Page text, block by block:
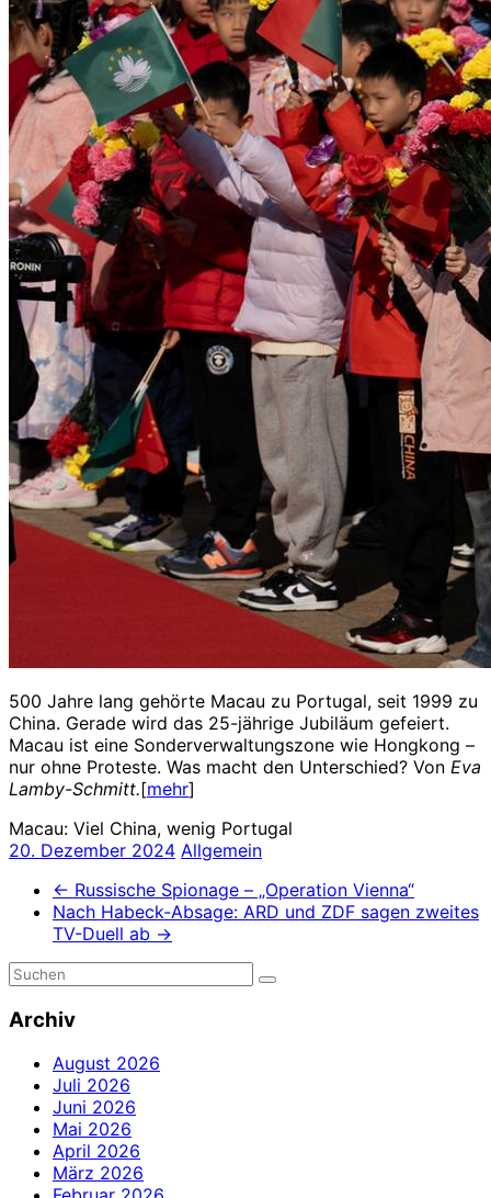
500 Jahre lang gehörte Macau zu Portugal, seit 1999 zu
China. Gerade wird das 25-jährige Jubiläum gefeiert.
Macau ist eine Sonderverwaltungszone wie Hongkong –
nur ohne Proteste. Was macht den Unterschied? Von Eva
Lamby-Schmitt.[mehr]
Macau: Viel China, wenig Portugal
20. Dezember 2024 Allgemein
← Russische Spionage – „Operation Vienna“
Nach Habeck-Absage: ARD und ZDF sagen zweites
TV-Duell ab →
Archiv
August 2026
Juli 2026
Juni 2026
Mai 2026
April 2026
März 2026